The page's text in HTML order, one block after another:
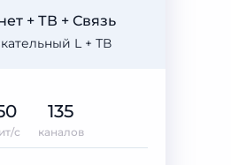
L + ТВ
+ ТВ + Связь
с
135
каналов